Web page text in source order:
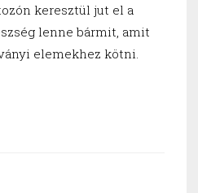
keresztül jut el a
lenne bármit, amit
elemekhez kötni.